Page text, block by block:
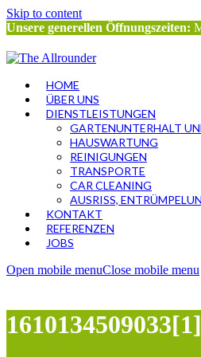
Skip to content
Unsere generellen Öffnungszeiten:
HOME
ÜBER UNS
DIENSTLEISTUNGEN
GARTENUNTERHALT
HAUSWARTUNG
REINIGUNGEN
TRANSPORTE
CAR CLEANING
AUSRISS,
KONTAKT
REFERENZEN
JOBS
Open mobile menuClose mobile menu
1610134509033[1]